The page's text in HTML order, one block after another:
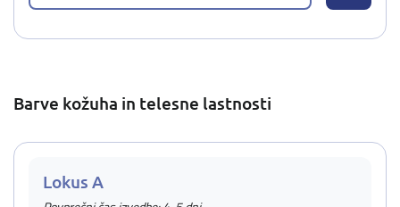
Barve kožuha in telesne lastnosti
Lokus A